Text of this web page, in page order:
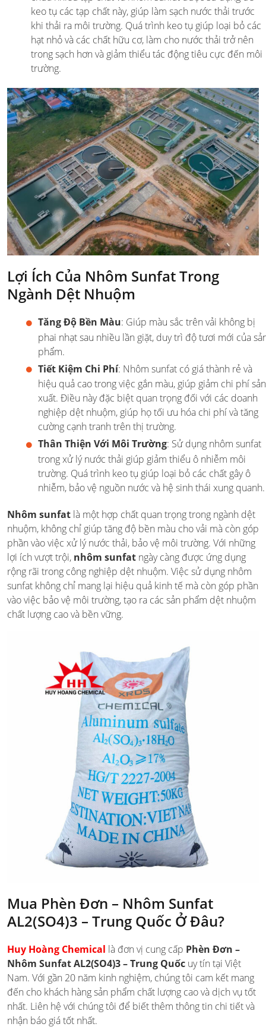
keo tụ các tạp chất này, giúp làm sạch nước thải trước
khi thải ra môi trường. Quá trình keo tụ giúp loại bỏ các
hạt nhỏ và các chất hữu cơ, làm cho nước thải trở nên
trong sạch hơn và giảm thiểu tác động tiêu cực đến môi
trường.
Lợi Ích Của Nhôm Sunfat Trong
Ngành Dệt Nhuộm
Tăng Độ Bền Màu: Giúp màu sắc trên vải không bị
phai nhạt sau nhiều lần giặt, duy trì độ tươi mới của
phẩm.
Tiết Kiệm Chi Phí: Nhôm sunfat có giá thành rẻ và
hiệu quả cao trong việc gắn màu, giúp giảm chi phí sản
xuất. Điều này đặc biệt quan trọng đối với các doanh
nghiệp dệt nhuộm, giúp họ tối ưu hóa chi phí và tăng
cường cạnh tranh trên thị trường.
Thân Thiện Với Môi Trường: Sử dụng nhôm sunfat
trong xử lý nước thải giúp giảm thiểu ô nhiễm môi
trường. Quá trình keo tụ giúp loại bỏ các chất gây ô
nhiễm, bảo vệ nguồn nước và hệ sinh thái xung quanh.
Nhôm sunfat là một hợp chất quan trọng trong ngành dệt
nhuộm, không chỉ giúp tăng độ bền màu cho vải mà còn góp
phần vào việc xử lý nước thải, bảo vệ môi trường. Với những
lợi ích vượt trội, nhôm sunfat ngày càng được ứng dụng
rộng rãi trong công nghiệp dệt nhuộm. Việc sử dụng nhôm
sunfat không chỉ mang lại hiệu quả kinh tế mà còn góp phần
vào việc bảo vệ môi trường, tạo ra các sản phẩm dệt nhuộm
chất lượng cao và bền vững.
Mua Phèn Đơn – Nhôm Sunfat
AL2(SO4)3 – Trung Quốc Ở Đâu?
Huy Hoàng Chemical là đơn vị cung cấp Phèn Đơn –
Nhôm Sunfat AL2(SO4)3 – Trung Quốc uy tín tại Việt
Nam. Với gần 20 năm kinh nghiệm, chúng tôi cam kết mang
đến cho khách hàng sản phẩm chất lượng cao và dịch vụ tốt
nhất. Liên hệ với chúng tôi để biết thêm thông tin chi tiết và
nhận báo giá tốt nhất.